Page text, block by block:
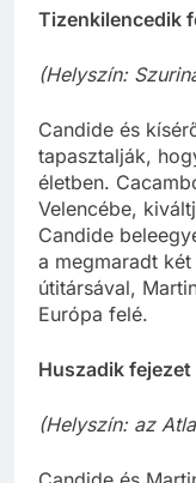
Tizenkilencedik
(Helyszín:
Candide és
tapasztalják,
életben.
Velencébe,
Candide
a megmaradt
útitársával,
Európa felé.
Huszadik fejezet
(Helyszín: az